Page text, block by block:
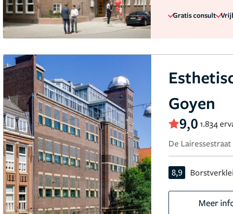
Gratis consult
Goyen
9,0 1.834
De
8,9
Meer